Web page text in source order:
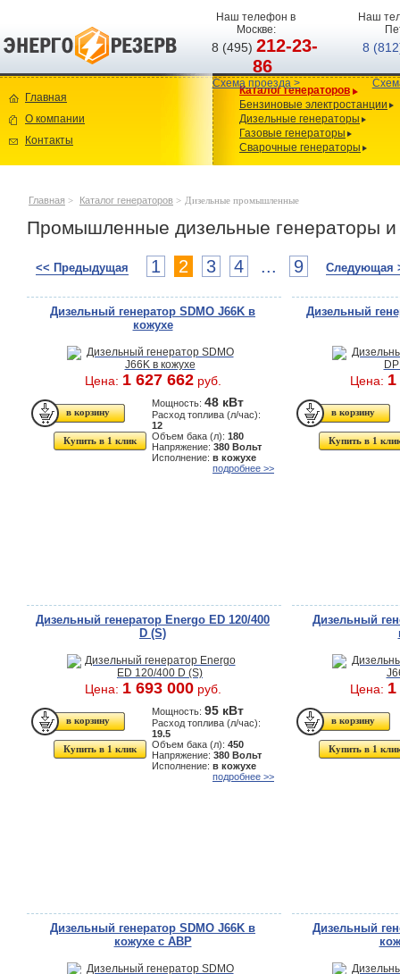
Наш телефон в
Москве:
8 (495)212-23-
86
Схема проезда >
Наш
8
Главная
О компании
Контакты
Каталог генераторов
Бензиновые электростанции
Дизельные генераторы
Газовые генераторы
Сварочные генераторы
Главная > Каталог генераторов > Дизельные промышленные
Промышленные дизельные генераторы и
<< Предыдущая 1 2 3 4 ... 9 Следующая
Дизельный генератор SDMO J66K в
кожухе
Цена: 1 627 662руб.
Купить в 1 клик
Мощность: 48 кВт
Расход топлива (л/час):
12
Объем бака (л): 180
Напряжение: 380 Вольт
Исполнение: в кожухе
подробнее >>
Дизельный
Цена:
Купить в 1
Дизельный генератор Energo ED 120/400
D (S)
Цена: 1 693 000руб.
Купить в 1 клик
Мощность: 95 кВт
Расход топлива (л/час):
19.5
Объем бака (л): 450
Напряжение: 380 Вольт
Исполнение: в кожухе
подробнее >>
Дизельный
Цена:
Купить в 1
Дизельный генератор SDMO J66K в
кожухе с АВР
Дизельный